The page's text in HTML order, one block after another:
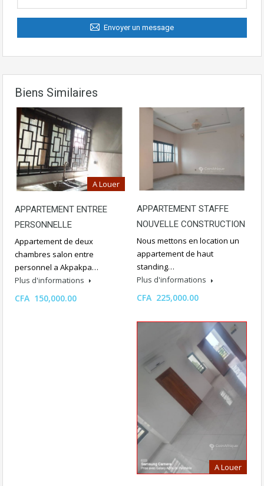
Envoyer un message
Biens Similaires
A Louer
APPARTEMENT ENTREE
PERSONNELLE
Appartement de deux
chambres salon entre
personnel a Akpakpa…
Plus d'informations
CFA 150,000.00
APPARTEMENT STAFFE
NOUVELLE CONSTRUCTION
Nous mettons en location un
appartement de haut
standing…
Plus d'informations
CFA 225,000.00
A Louer